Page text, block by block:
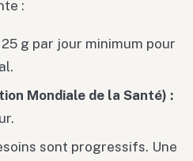
:
25 g par jour minimum pour
Mondiale de la Santé) :
sont progressifs. Une